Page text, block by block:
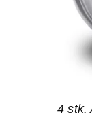
4 stk.